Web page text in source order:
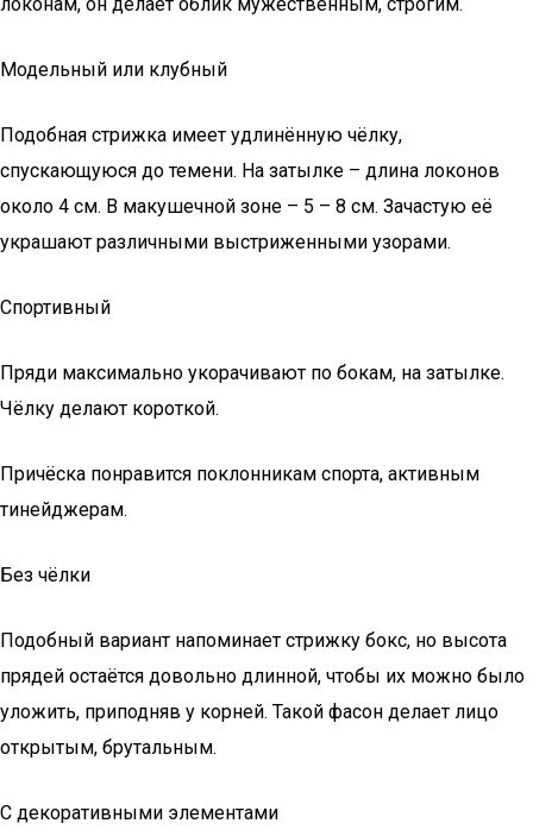
Модельный или клубный
Подобная стрижка имеет удлинённую чёлку,
спускающуюся до темени. На затылке – длина локонов
около 4 см. В макушечной зоне – 5 – 8 см. Зачастую её
украшают различными выстриженными узорами.
Спортивный
Пряди максимально укорачивают по бокам, на затылке.
Чёлку делают короткой.
Причёска понравится поклонникам спорта, активным
тинейджерам.
Без чёлки
Подобный вариант напоминает стрижку бокс, но высота
прядей остаётся довольно длинной, чтобы их можно было
уложить, приподняв у корней. Такой фасон делает лицо
открытым, брутальным.
С декоративными элементами